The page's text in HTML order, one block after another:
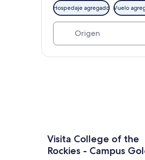
Hospedaje agregado Vuelo
Visita College of the
Rockies - Campus